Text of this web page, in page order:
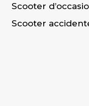
Scooter
Scooter